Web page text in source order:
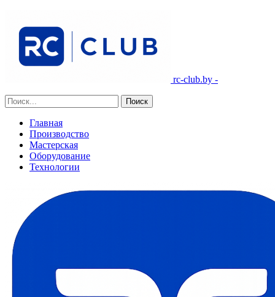
rc-club.by -
Главная
Производство
Мастерская
Оборудование
Технологии